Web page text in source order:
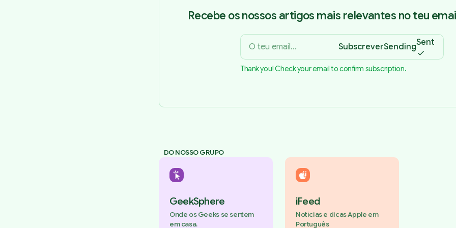
Recebe os nossos artigos mais relevantes no teu
SubscreverSendingSent
Thank you! Check your email to confirm subscription.
DO NOSSO GRUPO
GeekSphere
Onde os Geeks se sentem
em casa.
iFeed
Notícias e dicas Apple em
Português